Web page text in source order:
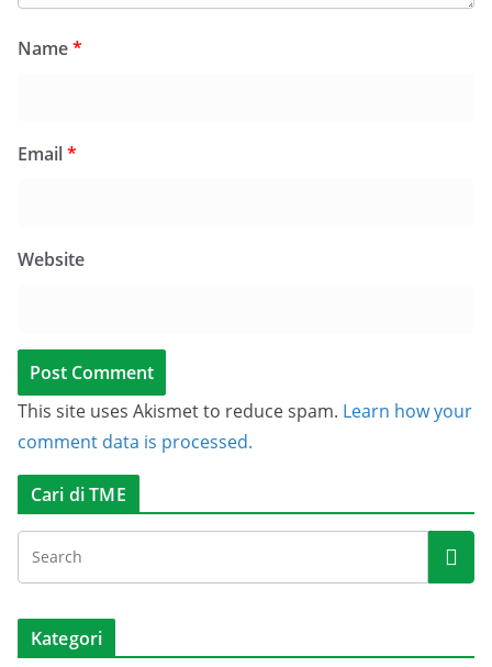
Name*
Email*
Website
This site uses Akismet to reduce spam. Learn how your
comment data is processed.
Cari di TME
Kategori